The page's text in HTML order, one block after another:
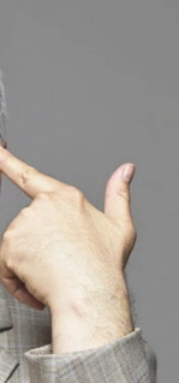
る？
る！
ない言葉
は？
いのか？